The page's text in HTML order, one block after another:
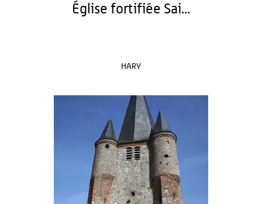
Église fortifiée Sai...
HARY